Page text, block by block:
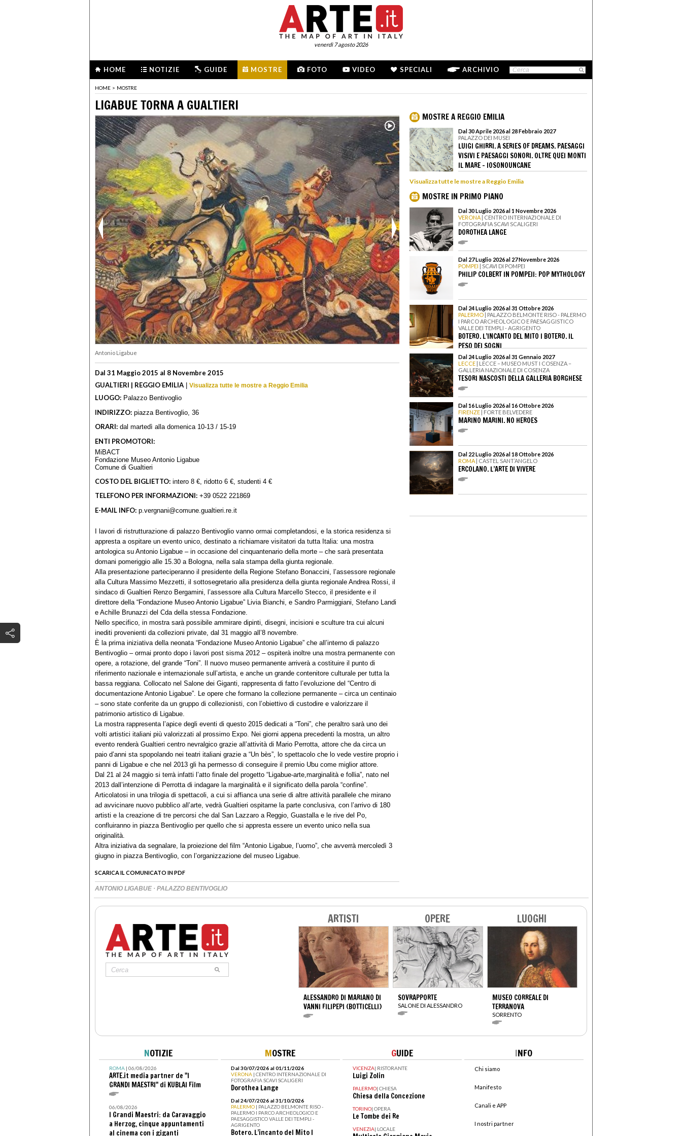
venerdì 7 agosto 2026
HOME NOTIZIE GUIDE MOSTRE FOTO VIDEO SPECIALI ARCHIVIO
HOME > MOSTRE
LIGABUE TORNA A GUALTIERI
Antonio Ligabue
Dal 31 Maggio 2015 al 8 Novembre 2015
GUALTIERI | REGGIO EMILIA | Visualizza tutte le mostre a Reggio Emilia
LUOGO: Palazzo Bentivoglio
INDIRIZZO: piazza Bentivoglio, 36
ORARI: dal martedì alla domenica 10-13 / 15-19
ENTI PROMOTORI:
MiBACT
Fondazione Museo Antonio Ligabue
Comune di Gualtieri
COSTO DEL BIGLIETTO: intero 8 €, ridotto 6 €, studenti 4 €
TELEFONO PER INFORMAZIONI: +39 0522 221869
E-MAIL INFO: p.vergnani@comune.gualtieri.re.it
I lavori di ristrutturazione di palazzo Bentivoglio vanno ormai completandosi, e la storica residenza si
appresta a ospitare un evento unico, destinato a richiamare visitatori da tutta Italia: una mostra
antologica su Antonio Ligabue – in occasione del cinquantenario della morte – che sarà presentata
domani pomeriggio alle 15.30 a Bologna, nella sala stampa della giunta regionale.
Alla presentazione parteciperanno il presidente della Regione Stefano Bonaccini, l’assessore regionale
alla Cultura Massimo Mezzetti, il sottosegretario alla presidenza della giunta regionale Andrea Rossi, il
sindaco di Gualtieri Renzo Bergamini, l’assessore alla Cultura Marcello Stecco, il presidente e il
direttore della “Fondazione Museo Antonio Ligabue” Livia Bianchi, e Sandro Parmiggiani, Stefano Landi
e Achille Brunazzi del Cda della stessa Fondazione.
Nello specifico, in mostra sarà possibile ammirare dipinti, disegni, incisioni e sculture tra cui alcuni
inediti provenienti da collezioni private, dal 31 maggio all’8 novembre.
È la prima iniziativa della neonata “Fondazione Museo Antonio Ligabue” che all’interno di palazzo
Bentivoglio – ormai pronto dopo i lavori post sisma 2012 – ospiterà inoltre una mostra permanente con
opere, a rotazione, del grande “Toni”. Il nuovo museo permanente arriverà a costituire il punto di
riferimento nazionale e internazionale sull’artista, e anche un grande contenitore culturale per tutta la
bassa reggiana. Collocato nel Salone dei Giganti, rappresenta di fatto l’evoluzione del “Centro di
documentazione Antonio Ligabue”. Le opere che formano la collezione permanente – circa un centinaio
– sono state conferite da un gruppo di collezionisti, con l’obiettivo di custodire e valorizzare il
patrimonio artistico di Ligabue.
La mostra rappresenta l’apice degli eventi di questo 2015 dedicati a “Toni”, che peraltro sarà uno dei
volti artistici italiani più valorizzati al prossimo Expo. Nei giorni appena precedenti la mostra, un altro
evento renderà Gualtieri centro nevralgico grazie all’attività di Mario Perrotta, attore che da circa un
paio d’anni sta spopolando nei teatri italiani grazie a “Un bès”, lo spettacolo che lo vede vestire proprio i
panni di Ligabue e che nel 2013 gli ha permesso di conseguire il premio Ubu come miglior attore.
Dal 21 al 24 maggio si terrà infatti l’atto finale del progetto “Ligabue-arte,marginalità e follia”, nato nel
2013 dall’intenzione di Perrotta di indagare la marginalità e il significato della parola “confine”.
Articolatosi in una trilogia di spettacoli, a cui si affianca una serie di altre attività parallele che mirano
ad avvicinare nuovo pubblico all’arte, vedrà Gualtieri ospitarne la parte conclusiva, con l’arrivo di 180
artisti e la creazione di tre percorsi che dal San Lazzaro a Reggio, Guastalla e le rive del Po,
confluiranno in piazza Bentivoglio per quello che si appresta essere un evento unico nella sua
originalità.
Altra iniziativa da segnalare, la proiezione del film “Antonio Ligabue, l’uomo”, che avverrà mercoledì 3
giugno in piazza Bentivoglio, con l’organizzazione del museo Ligabue.
SCARICA IL COMUNICATO IN PDF
ANTONIO LIGABUE · PALAZZO BENTIVOGLIO
MOSTRE A REGGIO EMILIA
Dal 30 Aprile 2026 al 28 Febbraio 2027
PALAZZO DEI MUSEI
LUIGI GHIRRI. A SERIES OF DREAMS. PAESAGGI
VISIVI E PAESAGGI SONORI. OLTRE QUEI MONTI
IL MARE - IOSONOUNCANE
Visualizza tutte le mostre a Reggio Emilia
MOSTRE IN PRIMO PIANO
Dal 30 Luglio 2026 al 1 Novembre 2026
VERONA | CENTRO INTERNAZIONALE DI
FOTOGRAFIA SCAVI SCALIGERI
DOROTHEA LANGE
Dal 27 Luglio 2026 al 27 Novembre 2026
POMPEI | SCAVI DI POMPEI
PHILIP COLBERT IN POMPEII: POP MYTHOLOGY
Dal 24 Luglio 2026 al 31 Ottobre 2026
PALERMO | PALAZZO BELMONTE RISO - PALERMO
I PARCO ARCHEOLOGICO E PAESAGGISTICO
VALLE DEI TEMPLI - AGRIGENTO
BOTERO. L’INCANTO DEL MITO I BOTERO. IL
PESO DEI SOGNI
Dal 24 Luglio 2026 al 31 Gennaio 2027
LECCE | LECCE – MUSEO MUST I COSENZA –
GALLERIA NAZIONALE DI COSENZA
TESORI NASCOSTI DELLA GALLERIA BORGHESE
Dal 16 Luglio 2026 al 16 Ottobre 2026
FIRENZE | FORTE BELVEDERE
MARINO MARINI. NO HEROES
Dal 22 Luglio 2026 al 18 Ottobre 2026
ROMA | CASTEL SANT’ANGELO
ERCOLANO. L’ARTE DI VIVERE
ARTISTI
ALESSANDRO DI MARIANO DI
VANNI FILIPEPI (BOTTICELLI)
OPERE
SOVRAPPORTE
SALONE DI ALESSANDRO
LUOGHI
MUSEO CORREALE DI
TERRANOVA
SORRENTO
NOTIZIE
ROMA| 06/08/2026
ARTE.it media partner de "I
GRANDI MAESTRI" di KUBLAI Film
06/08/2026
I Grandi Maestri: da Caravaggio
a Herzog, cinque appuntamenti
al cinema con i giganti
MOSTRE
Dal 30/07/2026 al 01/11/2026
VERONA | CENTRO INTERNAZIONALE DI
FOTOGRAFIA SCAVI SCALIGERI
Dorothea Lange
Dal 24/07/2026 al 31/10/2026
PALERMO | PALAZZO BELMONTE RISO -
PALERMO I PARCO ARCHEOLOGICO E
PAESAGGISTICO VALLE DEI TEMPLI -
AGRIGENTO
Botero. L’incanto del Mito I
GUIDE
VICENZA| RISTORANTE
Luigi Zolin
PALERMO| CHIESA
Chiesa della Concezione
TORINO| OPERA
Le Tombe dei Re
VENEZIA| LOCALE
INFO
Chi siamo
Manifesto
Canali e APP
I nostri partner